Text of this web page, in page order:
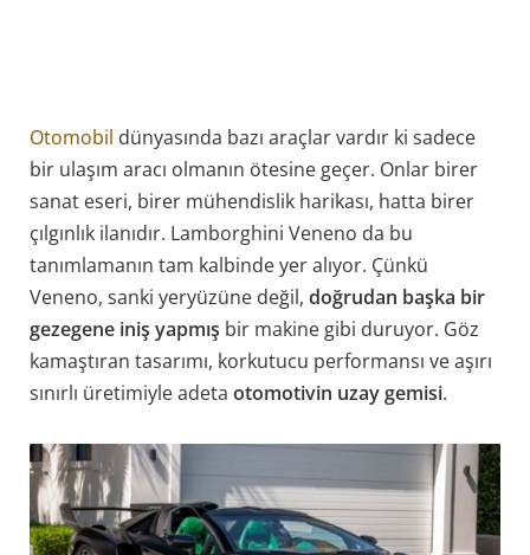
Otomobil dünyasında bazı araçlar vardır ki sadece
bir ulaşım aracı olmanın ötesine geçer. Onlar birer
sanat eseri, birer mühendislik harikası, hatta birer
çılgınlık ilanıdır. Lamborghini Veneno da bu
tanımlamanın tam kalbinde yer alıyor. Çünkü
Veneno, sanki yeryüzüne değil, doğrudan başka bir
gezegene iniş yapmış bir makine gibi duruyor. Göz
kamaştıran tasarımı, korkutucu performansı ve aşırı
sınırlı üretimiyle adeta otomotivin uzay gemisi.